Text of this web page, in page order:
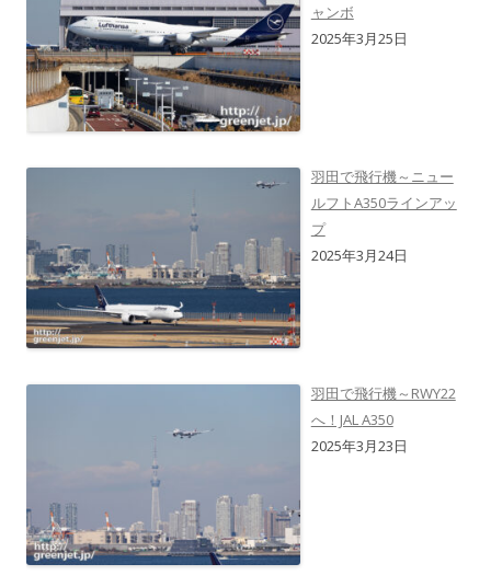
ャンボ
2025年3月25日
羽田で飛行機～ニュー
ルフトA350ラインアッ
プ
2025年3月24日
羽田で飛行機～RWY22
へ！JAL A350
2025年3月23日